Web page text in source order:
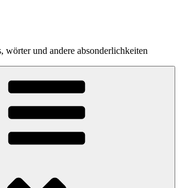
wörter und andere absonderlichkeiten